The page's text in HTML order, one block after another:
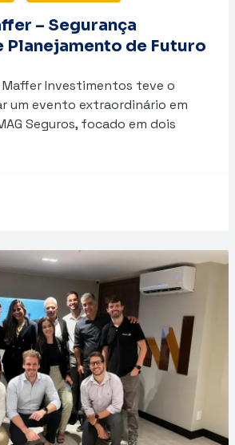
– Segurança
Planejamento de Futuro
Maffer Investimentos teve o
um evento extraordinário em
Seguros, focado em dois